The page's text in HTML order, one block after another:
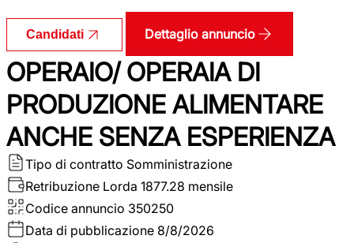
Candidati Dettaglio annuncio
OPERAIO/ OPERAIA DI
PRODUZIONE ALIMENTARE
ANCHE SENZA ESPERIENZA
Tipo di contratto Somministrazione
Retribuzione Lorda 1877.28 mensile
Codice annuncio 350250
Data di pubblicazione 8/8/2026